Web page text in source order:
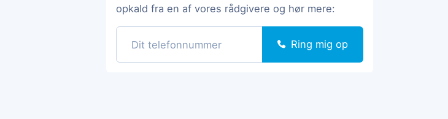
opkald fra en af vores rådgivere og hør mere:
Ring mig op